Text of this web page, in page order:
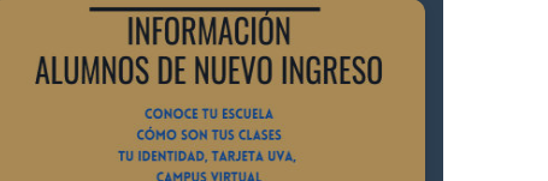
profesionales del Ingeniero de
Telecomunicación y que habilita para el
ejercicio de la profesión.